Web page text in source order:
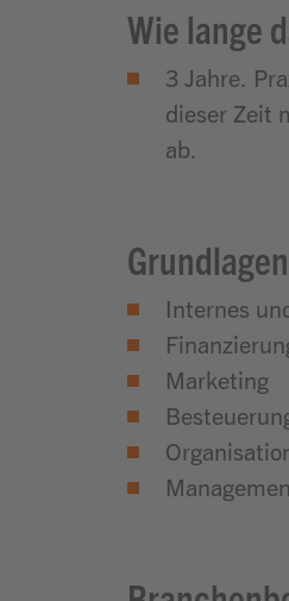
Wie lange
3 Jahre.
dieser Zeit
ab.
Internes
Marketing